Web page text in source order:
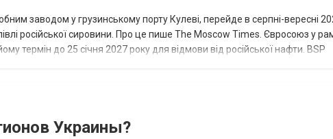
заводом у грузинському порту Кулеві, перейде в серпні-вересні
російської сировини. Про це пише The Moscow Times. Євросоюз у
термін до 25 січня 2027 року для відмови від російської нафти. BSP
Украины?